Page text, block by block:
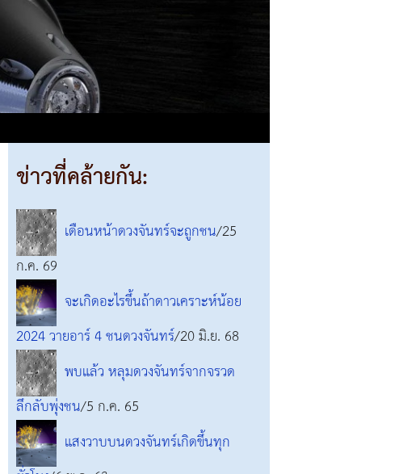
ข่าวที่คล้ายกัน:
เดือนหน้าดวงจันทร์จะถูกชน/25
ก.ค. 69
จะเกิดอะไรขึ้นถ้าดาวเคราะห์น้อย
2024 วายอาร์ 4 ชนดวงจันทร์/20 มิ.ย. 68
พบแล้ว หลุมดวงจันทร์จากจรวด
ลึกลับพุ่งชน/5 ก.ค. 65
แสงวาบบนดวงจันทร์เกิดขึ้นทุก